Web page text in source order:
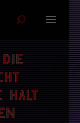
halt